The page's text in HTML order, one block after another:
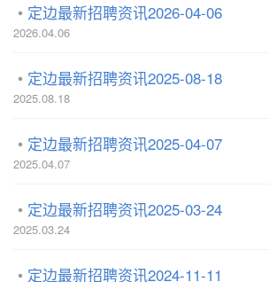
定边最新招聘资讯2026-04-06
2026.04.06
定边最新招聘资讯2025-08-18
2025.08.18
定边最新招聘资讯2025-04-07
2025.04.07
定边最新招聘资讯2025-03-24
2025.03.24
定边最新招聘资讯2024-11-11